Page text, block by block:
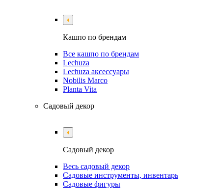
Кашпо по брендам
Все кашпо по брендам
Lechuza
Lechuza аксессуары
Nobilis Marco
Planta Vita
Садовый декор
Садовый декор
Весь садовый декор
Садовые инструменты, инвентарь
Садовые фигуры